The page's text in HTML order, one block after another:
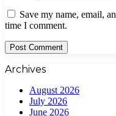
Save my name, email,
time I comment.
Archives
August 2026
July 2026
June 2026